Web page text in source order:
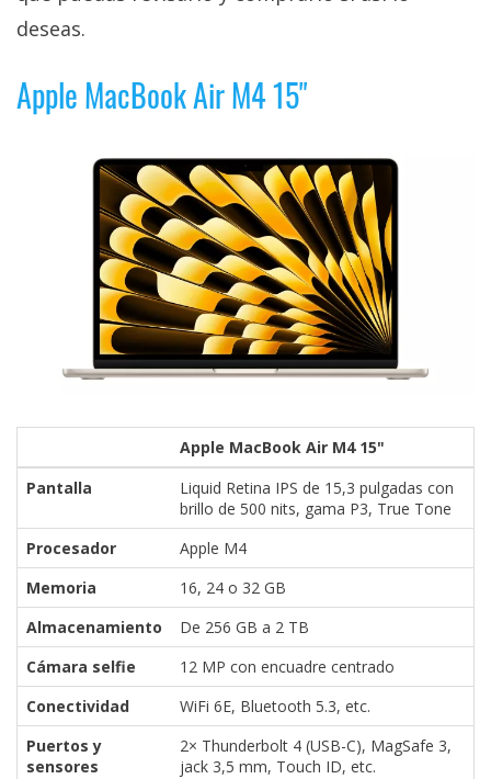
deseas.
Apple MacBook Air M4 15"
Apple MacBook Air M4 15"
Pantalla
Liquid Retina IPS de 15,3 pulgadas con
brillo de 500 nits, gama P3, True Tone
Procesador
Apple M4
Memoria
16, 24 o 32 GB
Almacenamiento
De 256 GB a 2 TB
Cámara selfie
12 MP con encuadre centrado
Conectividad
WiFi 6E, Bluetooth 5.3, etc.
Puertos y
sensores
2× Thunderbolt 4 (USB-C), MagSafe 3,
jack 3,5 mm, Touch ID, etc.